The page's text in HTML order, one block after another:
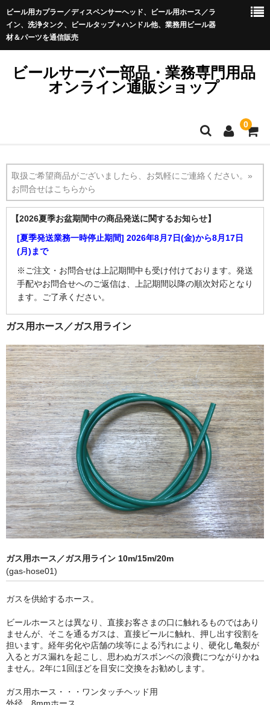
ビール用カプラー／ディスペンサーヘッド、ビール用ホース／ラ
イン、洗浄タンク、ビールタップ＋ハンドル他、業務用ビール器
材＆パーツを通信販売
ビールサーバー部品・業務専門用品
オンライン通販ショップ
0
ホーム
商品カテゴリ一覧
お買い物ガイド
よくあるご質問
取扱ご希望商品がございましたら、お気軽にご連絡ください。»
お問合せはこちらから
【2026夏季お盆期間中の商品発送に関するお知らせ】
[夏季発送業務一時停止期間] 2026年8月7日(金)から8月17日
(月)まで
※ご注文・お問合せは上記期間中も受け付けております。発送
手配やお問合せへのご返信は、上記期間以降の順次対応となり
ます。ご了承ください。
ガス用ホース／ガス用ライン
ガス用ホース／ガス用ライン 10m/15m/20m
(gas-hose01)
ガスを供給するホース。
ビールホースとは異なり、直接お客さまの口に触れるものではあり
ませんが、そこを通るガスは、直接ビールに触れ、押し出す役割を
担います。経年劣化や店舗の埃等による汚れにより、硬化し亀裂が
入るとガス漏れを起こし、思わぬガスボンベの浪費につながりかね
ません。2年に1回ほどを目安に交換をお勧めします。
ガス用ホース・・・ワンタッチヘッド用